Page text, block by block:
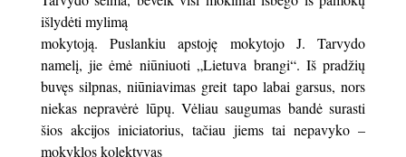
išlydėti mylimą
mokytoją. Puslankiu apstoję mokytojo J. Tarvydo
namelį, jie ėmė niūniuoti „Lietuva brangi“. Iš pradžių
buvęs silpnas, niūniavimas greit tapo labai garsus, nors
niekas nepravėrė lūpų. Vėliau saugumas bandė surasti
šios akcijos iniciatorius, tačiau jiems tai nepavyko –
mokyklos kolektyvas